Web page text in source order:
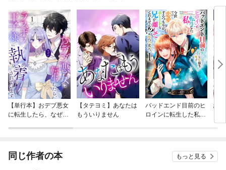
【単行本】おデブ悪女
に転生したら、なぜか
【タテヨミ】あなたは
もういりません
バッドエンド目前のヒ
ロインに転生した私、
結
同じ作者の本 もっと見る